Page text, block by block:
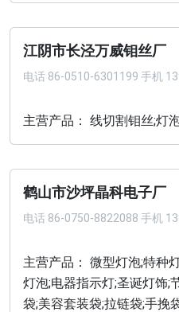
江阴市长泾万威钼丝厂
电话 86-0510-6301199 手机
主营产品： 线切割钼丝;灯
鹤山市沙坪晶科电子厂
电话 86-0750-8822088 手机
主营产品： 微型灯泡;特种
灯泡;电器指示灯;圣诞灯饰;
袋;美容套装袋;拉链袋;手挽